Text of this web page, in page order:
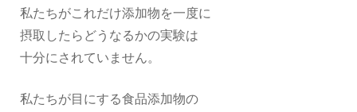
私たちがこれだけ添加物を一度に
摂取したらどうなるかの実験は
十分にされていません。
私たちが目にする食品添加物の